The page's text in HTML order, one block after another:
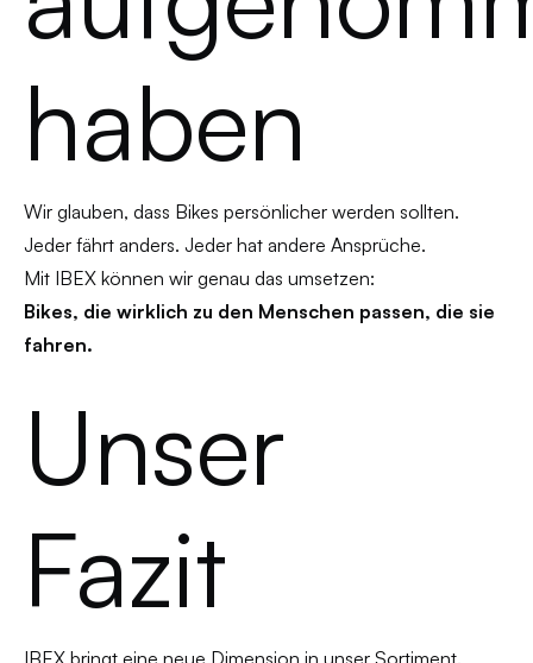
haben
Wir glauben, dass Bikes persönlicher werden sollten.
Jeder fährt anders. Jeder hat andere Ansprüche.
Mit IBEX können wir genau das umsetzen:
Bikes, die wirklich zu den Menschen passen, die sie
fahren.
Unser
Fazit